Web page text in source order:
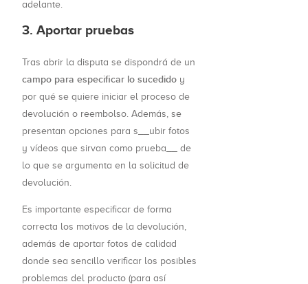
adelante.
3. Aportar pruebas
Tras abrir la disputa se dispondrá de un
campo para especificar lo sucedido y
por qué se quiere iniciar el proceso de
devolución o reembolso. Además, se
presentan opciones para s__ubir fotos
y vídeos que sirvan como prueba__ de
lo que se argumenta en la solicitud de
devolución.
Es importante especificar de forma
correcta los motivos de la devolución,
además de aportar fotos de calidad
donde sea sencillo verificar los posibles
problemas del producto (para así